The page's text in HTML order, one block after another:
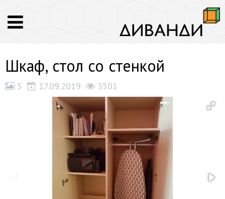
Шкаф, стол со стенкой
5 17.09.2019 3501